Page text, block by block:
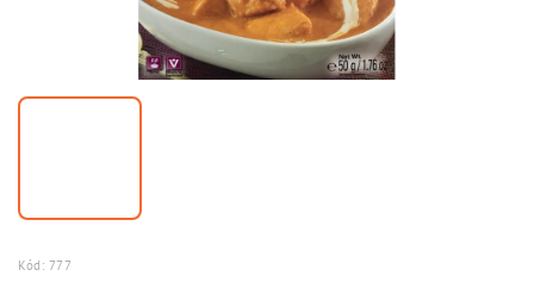
Kód: 777